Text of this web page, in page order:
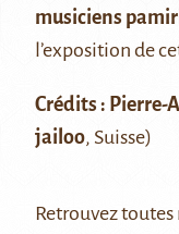
musiciens
l’exposition de
Crédits : Pierre-
jailoo, Suisse)
Retrouveztoutes